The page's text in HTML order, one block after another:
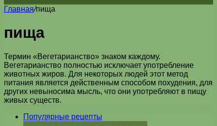
Главная/пища
пища
Термин «Вегетарианство» знаком каждому.
Вегетарианство полностью исключает употребление
животных жиров. Для некоторых людей этот метод
питания является действенным способом похудения, для
других невыносима мысль, что они употребляют в пищу
живых существ.
Популярные рецепты